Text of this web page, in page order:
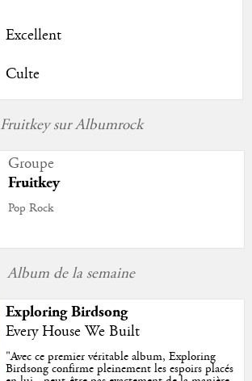
Excellent
Culte
Fruitkey sur Albumrock
Groupe
Fruitkey
Pop Rock
Album de la semaine
Exploring Birdsong
Every House We Built
"Avec ce premier véritable album, Exploring
Birdsong confirme pleinement les espoirs placés